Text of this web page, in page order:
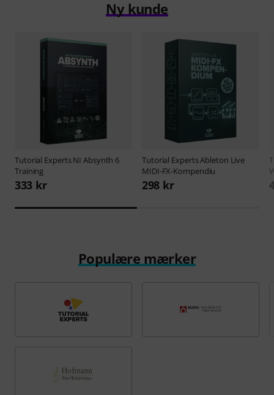
Ny kunde
Tutorial ExpertsNI Absynth 6
Training
333 kr
Tutorial ExpertsAbleton Live
MIDI-FX-Kompendiu
298 kr
Populære mærker